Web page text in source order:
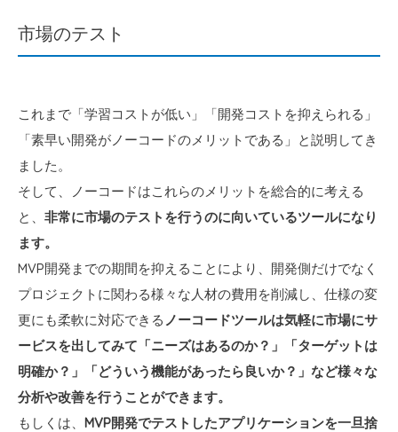
市場のテスト
これまで「学習コストが低い」「開発コストを抑えられる」
「素早い開発がノーコードのメリットである」と説明してき
ました。
そして、ノーコードはこれらのメリットを総合的に考える
と、 非常に市場のテストを行うのに向いているツールになり
ます。
MVP開発までの期間を抑えることにより、開発側だけでなく
プロジェクトに関わる様々な人材の費用を削減し、仕様の変
更にも柔軟に対応できる ノーコードツールは気軽に市場にサ
ービスを出してみて「ニーズはあるのか？」「ターゲットは
明確か？」「どういう機能があったら良いか？」など様々な
分析や改善を行うことができます。
もしくは、 MVP開発でテストしたアプリケーションを一旦捨